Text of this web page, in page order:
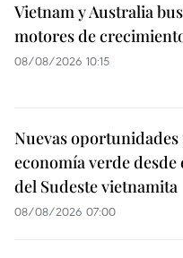
Vietnam y Australia
motores de
08/08/2026 10:15
Nuevas oportunidades
economía verde desde
del Sudeste vietnamita
08/08/2026 07:00